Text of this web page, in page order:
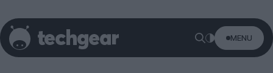
MENU
Social networks